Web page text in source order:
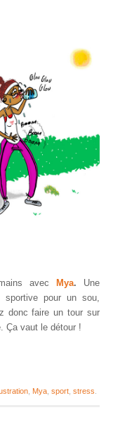
avec Mya. Une
pour un sou,
donc faire un tour sur
Ça vaut le détour !
, Mya, sport, stress